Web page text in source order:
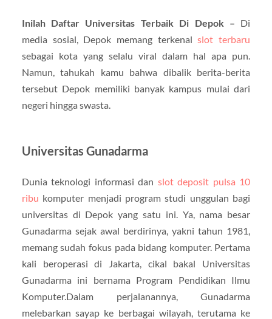
Inilah Daftar Universitas Terbaik Di Depok – Di
media sosial, Depok memang terkenalslot terbaru
sebagai kota yang selalu viral dalam hal apa pun.
Namun, tahukah kamu bahwa dibalik berita-berita
tersebut Depok memiliki banyak kampus mulai dari
negeri hingga swasta.
Universitas Gunadarma
Dunia teknologi informasi dan slot deposit pulsa 10
ribu komputer menjadi program studi unggulan bagi
universitas di Depok yang satu ini. Ya, nama besar
Gunadarma sejak awal berdirinya, yakni tahun 1981,
memang sudah fokus pada bidang komputer. Pertama
kali beroperasi di Jakarta, cikal bakal Universitas
Gunadarma ini bernama Program Pendidikan Ilmu
Komputer.Dalam perjalanannya, Gunadarma
melebarkan sayap ke berbagai wilayah, terutama ke